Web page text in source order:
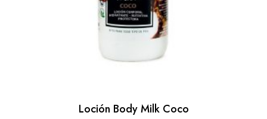
Loción Body Milk Coco